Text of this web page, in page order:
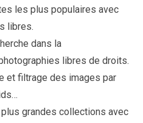
les plus populaires avec
libres.
dans la
libres de droits.
et filtrage des images par
grandes collections avec